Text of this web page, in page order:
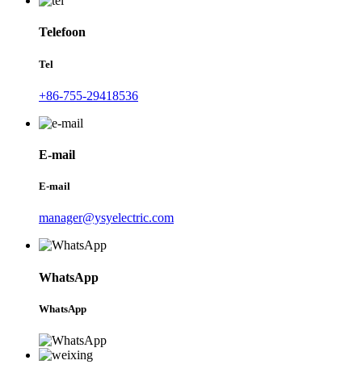
Telefoon
Tel
+86-755-29418536
E-mail
E-mail
manager@ysyelectric.com
WhatsApp
WhatsApp